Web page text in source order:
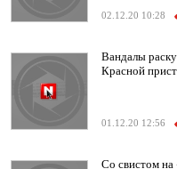
02.12.20 10:28
Вандалы
Красной
01.12.20 12:56
Со свистом на